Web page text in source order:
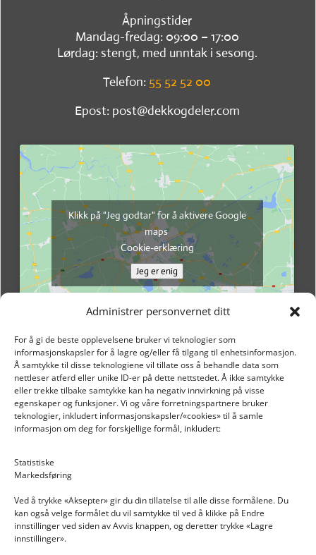
Administrer personvernet ditt
For å gi de beste opplevelsene bruker vi teknologier som
informasjonskapsler for å lagre og/eller få tilgang til enhetsinformasjon.
Å samtykke til disse teknologiene vil tillate oss å behandle data som
nettleser atferd eller unike ID-er på dette nettstedet. Å ikke samtykke
eller trekke tilbake samtykke kan ha negativ innvirkning på visse
egenskaper og funksjoner. Vi og våre forretningspartnere bruker
teknologier, inkludert informasjonskapsler/«cookies» til å samle
informasjon om deg for forskjellige formål, inkludert:
Statistiske
Markedsføring
Ved å trykke «Aksepter» gir du din tillatelse til alle disse formålene. Du
kan også velge formålet du vil samtykke til ved å klikke på Endre
innstillinger ved siden av Avvis knappen, og deretter trykke «Lagre
innstillinger».
Åpningstider
Mandag-fredag: 09:00 – 17:00
Lørdag: stengt, med unntak i sesong.
Telefon: 55 52 52 00
Epost: post@dekkogdeler.com
Klikk på "Jeg godtar" for å aktivere Google
maps
Cookie-erklæring
Jeg er enig